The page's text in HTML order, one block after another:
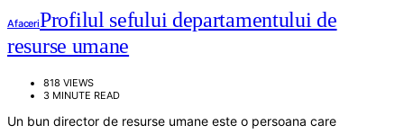
AfaceriProfilul sefului departamentului de
resurse umane
818 VIEWS
3 MINUTE READ
Un bun director de resurse umane este o persoana care